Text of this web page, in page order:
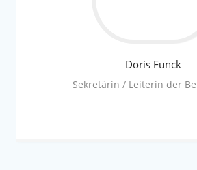
Doris Funck
Sekretärin / Leiterin der